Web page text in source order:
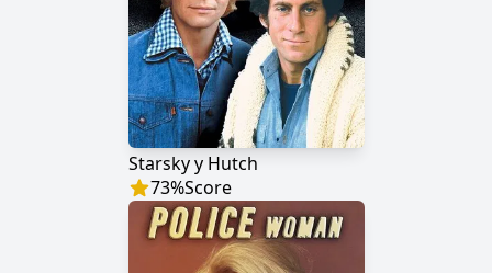
Starsky y Hutch
73%Score